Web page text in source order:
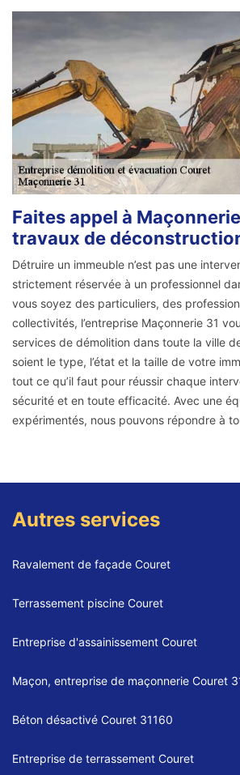
Faites appel à
travaux de
Détruire un immeuble n’est pas une
strictement réservée à un professionnel
vous soyez des particuliers, des
collectivités, l’entreprise Maçonnerie 31
services de démolition dans toute la ville
soient le type, l’état et la taille de votre
tout ce qu’il faut pour réussir chaque
sécurité et en toute efficacité. Avec une
expérimentés, nous pouvons répondre à
Autres services
Ravalement de façade Couret
Terrassement piscine Couret
Entreprise d'assainissement Couret
Maçon, entreprise de maçonnerie Couret
Béton désactivé Couret 31160
Entreprise de terrassement Couret